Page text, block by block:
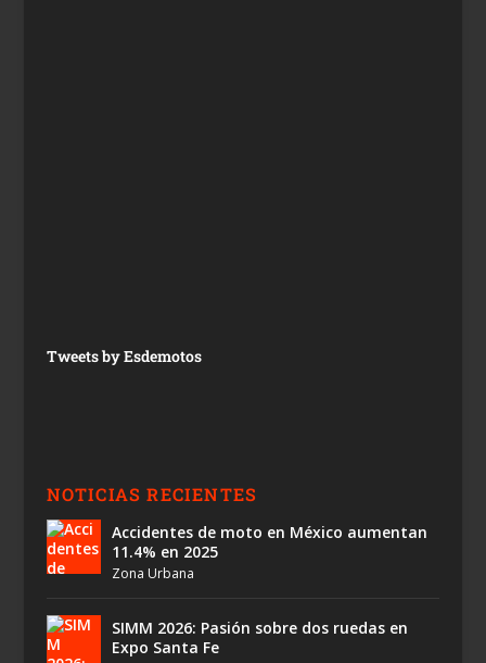
Tweets by Esdemotos
NOTICIAS RECIENTES
Accidentes de moto en México aumentan
11.4% en 2025
Zona Urbana
SIMM 2026: Pasión sobre dos ruedas en
Expo Santa Fe